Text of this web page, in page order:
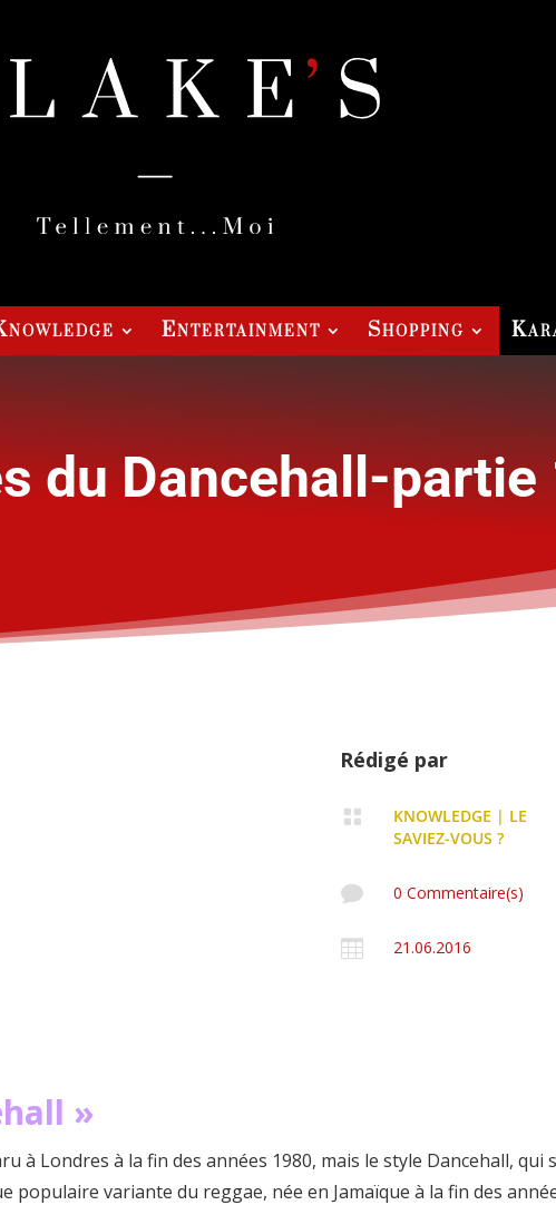
Entertainment Shopping
du Dancehall-partie
Rédigé par
 KNOWLEDGE | LE
SAVIEZ-VOUS ?
 0 Commentaire(s)
 21.06.2016
»
à Londres à la fin des années 1980, mais le style Dancehall,
populaire variante du reggae, née en Jamaïque à la fin des